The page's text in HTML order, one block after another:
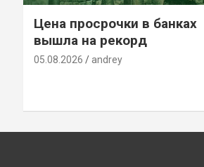
Цена просрочки в банках
вышла на рекорд
05.08.2026 andrey